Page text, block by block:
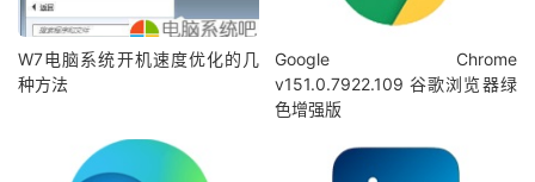
W7电脑系统开机速度优化的几
种方法
Google Chrome
v151.0.7922.109 谷歌浏览器绿
色增强版